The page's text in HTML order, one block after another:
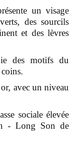
un visage
des sourcils
et des lèvres
des motifs du
avec un niveau
sociale élevée
- Long Son de